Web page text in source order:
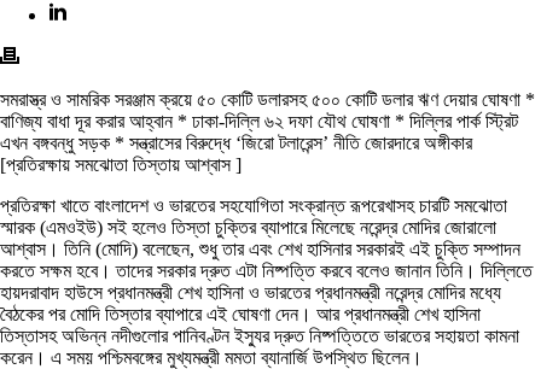
সমরাস্ত্র ও সামরিক সরঞ্জাম ক্রয়ে ৫০ কোটি ডলারসহ ৫০০ কোটি ডলার ঋণ দেয়ার ঘোষণা *
বাণিজ্য বাধা দূর করার আহ্বান * ঢাকা-দিল্লি ৬২ দফা যৌথ ঘোষণা * দিল্লির পার্ক স্ট্রিট
এখন বঙ্গবন্ধু সড়ক * সন্ত্রাসের বিরুদ্ধে ‘জিরো টলারেন্স’ নীতি জোরদারে অঙ্গীকার
[প্রতিরক্ষায় সমঝোতা তিস্তায় আশ্বাস ]
প্রতিরক্ষা খাতে বাংলাদেশ ও ভারতের সহযোগিতা সংক্রান্ত রূপরেখাসহ চারটি সমঝোতা
স্মারক (এমওইউ) সই হলেও তিস্তা চুক্তির ব্যাপারে মিলেছে নরেন্দ্র মোদির জোরালো
আশ্বাস। তিনি (মোদি) বলেছেন, শুধু তার এবং শেখ হাসিনার সরকারই এই চুক্তি সম্পাদন
করতে সক্ষম হবে। তাদের সরকার দ্রুত এটা নিষ্পত্তি করবে বলেও জানান তিনি। দিল্লিতে
হায়দরাবাদ হাউসে প্রধানমন্ত্রী শেখ হাসিনা ও ভারতের প্রধানমন্ত্রী নরেন্দ্র মোদির মধ্যে
বৈঠকের পর মোদি তিস্তার ব্যাপারে এই ঘোষণা দেন। আর প্রধানমন্ত্রী শেখ হাসিনা
তিস্তাসহ অভিন্ন নদীগুলোর পানিবণ্টন ইস্যুর দ্রুত নিষ্পত্তিতে ভারতের সহায়তা কামনা
করেন। এ সময় পশ্চিমবঙ্গের মুখ্যমন্ত্রী মমতা ব্যানার্জি উপস্থিত ছিলেন।